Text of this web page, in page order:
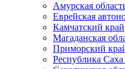
Амурская
Еврейская
Камчатский край
Магаданская
Приморский
Республика